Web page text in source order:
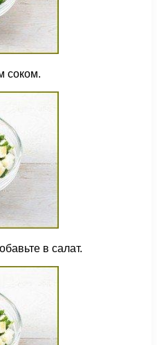
соком.
в салат.